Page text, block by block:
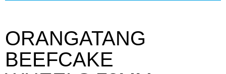
ORANGATANG
BEEFCAKE